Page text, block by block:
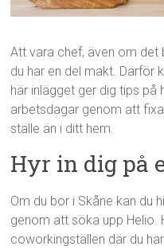
Att vara chef, även om det
du har en del makt. Därför
här inlägget ger dig tips på
arbetsdagar genom att
ställe än i ditt hem.
Hyr in dig på
Om du bor i Skåne kan du
genom att söka upp
coworkingställen där du